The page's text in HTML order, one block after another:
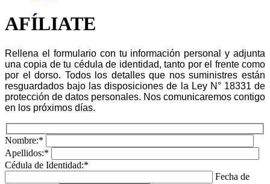
AFÍLIATE
Rellena el formulario con tu información personal y adjunta
una copia de tu cédula de identidad, tanto por el frente como
por el dorso. Todos los detalles que nos suministres están
resguardados bajo las disposiciones de la Ley N° 18331 de
protección de datos personales. Nos comunicaremos contigo
en los próximos días.
Nombre:*
Apellidos:*
Cédula de Identidad:*
Fecha de